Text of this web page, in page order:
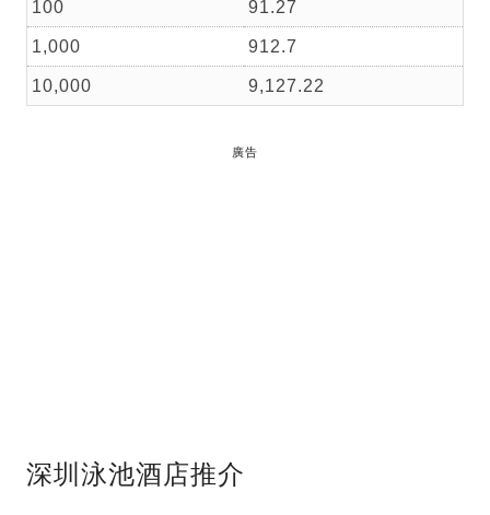
100 91.27
1,000 912.7
10,000 9,127.22
廣告
深圳泳池酒店推介